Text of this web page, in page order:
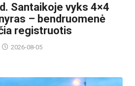
Santaikoje vyks 4×4
– bendruomenė
registruotis
2026-08-05